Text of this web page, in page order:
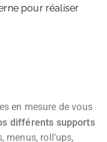
pour réaliser
en mesure de vous
différents supports
menus, roll’ups,